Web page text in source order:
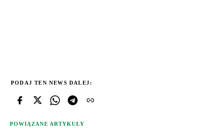
PODAJ TEN NEWS DALEJ:
POWIĄZANE ARTYKUŁY